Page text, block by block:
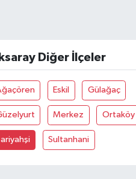
Diğer İlçeler
Eskil Gülağaç
Merkez Ortaköy
Sultanhani